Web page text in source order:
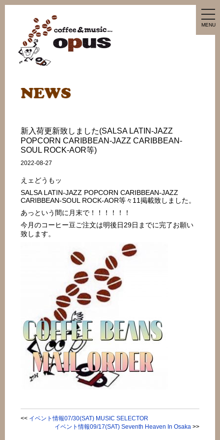
MENU
新入荷更新致しました(SALSA LATIN-JAZZ
POPCORN CARIBBEAN-JAZZ CARIBBEAN-
SOUL ROCK-AOR等)
2022-08-27
えェどうもッ
SALSA LATIN-JAZZ POPCORN CARIBBEAN-JAZZ
CARIBBEAN-SOUL ROCK-AOR等々11掲載致しました。
あっという間に月末で！！！！！！
今月のコーヒー豆ご注文は明後日29日までに完了お願い
致します。
<< イベント情報07/30(SAT) MUSIC SELECTOR
イベント情報09/17(SAT) Seventh Heaven In Osaka>>